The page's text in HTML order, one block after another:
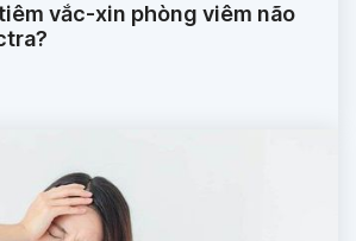
vắc-xin phòng viêm não